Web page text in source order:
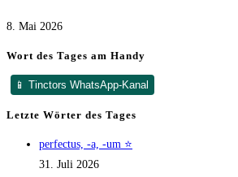
8. Mai 2026
Wort des Tages am Handy
📱 Tinctors WhatsApp-Kanal
Letzte Wörter des Tages
perfectus, -a, -um ⭐
31. Juli 2026